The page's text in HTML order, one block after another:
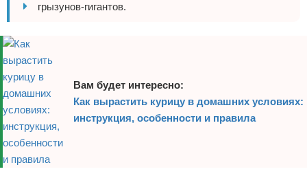
грызунов-гигантов.
Вам будет интересно:
Как вырастить курицу в домашних условиях:
инструкция, особенности и правила